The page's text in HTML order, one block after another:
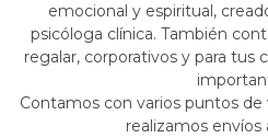
emocional y espiritual,
psicóloga clínica. También
regalar, corporativos y para tus
Contamos con varios puntos
realizamos envíos